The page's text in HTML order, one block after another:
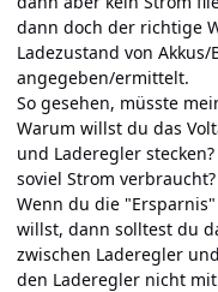
dann doch der richtige
Ladezustand von
angegeben/ermittelt.
So gesehen, müsste
Warum willst du das
und Laderegler
soviel Strom verbraucht?
Wenn du die
willst, dann solltest du
zwischen Laderegler
den Laderegler nicht